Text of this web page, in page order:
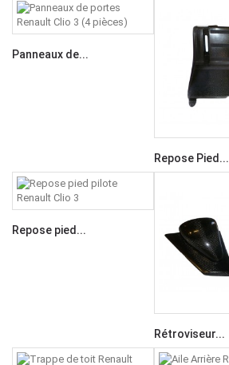
Panneaux de...
Repose Pied...
Repose pied...
Rétroviseur...